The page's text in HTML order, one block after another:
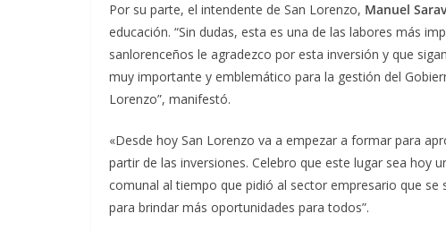
Por su parte, el intendente de San Lorenzo, Manuel
educación. “Sin dudas, esta es una de las labores más
sanlorenceños le agradezco por esta inversión y que
muy importante y emblemático para la gestión del
Lorenzo”, manifestó.
«Desde hoy San Lorenzo va a empezar a formar para
partir de las inversiones. Celebro que este lugar sea hoy
comunal al tiempo que pidió al sector empresario que
para brindar más oportunidades para todos”.